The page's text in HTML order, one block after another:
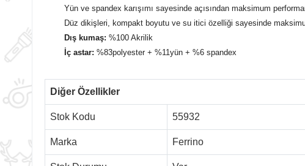
Yün ve spandex karışımı sayesinde açısından maksimum
Düz dikişleri, kompakt boyutu ve su itici özelliği sayesinde
Dış kumaş: %100 Akrilik
İç astar: %83polyester + %11yün + %6 spandex
Diğer Özellikler
Stok Kodu 55932
Marka Ferrino